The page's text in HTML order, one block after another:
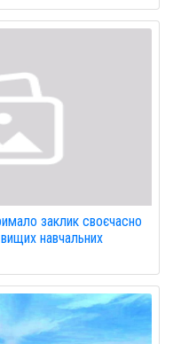
заклик своєчасно
навчальних